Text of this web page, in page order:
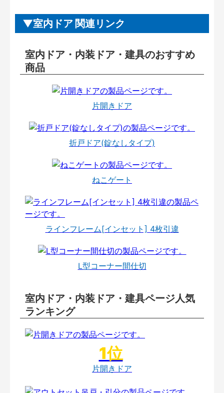
室内ドア 関連リンク
室内ドア・内装ドア・建具のおすすめ
商品
片開きドア
折戸ドア(錠なしタイプ)
ねこゲート
ラインフレーム[インセット] 4枚引違
L型コーナー間仕切
室内ドア・内装ドア・建具ページ人気
ランキング
片開きドア